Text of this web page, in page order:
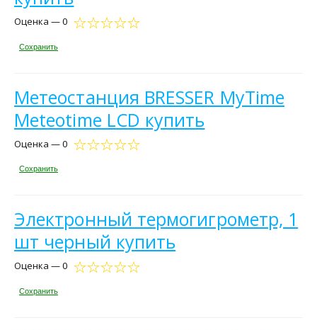
Оценка — 0
Сохранить
Метеостанция BRESSER MyTime
Meteotime LCD купить
Оценка — 0
Сохранить
Электронный термогигрометр, 1
шт черный купить
Оценка — 0
Сохранить